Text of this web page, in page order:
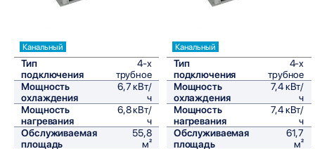
Канальный
Тип
подключения
4-х
трубное
Мощность
охлаждения
6,7 кВт/
ч
Мощность
нагревания
6,8 кВт/
ч
Обслуживаемая
площадь
55,8
м²
Канальный
Тип
подключения
4-х
трубное
Мощность
охлаждения
7,4 кВт/
ч
Мощность
нагревания
7,4 кВт/
ч
Обслуживаемая
площадь
61,7
м²